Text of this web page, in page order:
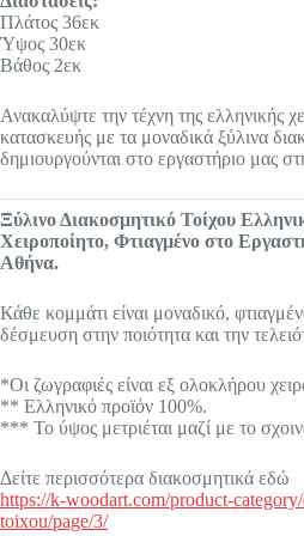
Πλάτος 36εκ
Ύψος 30εκ
Βάθος 2εκ
Ανακαλύψτε την τέχνη της ελληνικής
κατασκευής με τα μοναδικά ξύλινα
δημιουργούνται στο εργαστήριο μας
Ξύλινο Διακοσμητικό Τοίχου
Χειροποίητο, Φτιαγμένο στο
Αθήνα.
Κάθε κομμάτι είναι μοναδικό,
δέσμευση στην ποιότητα και την
*Οι ζωγραφιές είναι εξ ολοκλήρου
** Ελληνικό προϊόν 100%.
*** Το ύψος μετριέται μαζί με το
Δείτε περισσότερα διακοσμητικά εδώ
https://k-woodart.com/product-
toixou/page/3/